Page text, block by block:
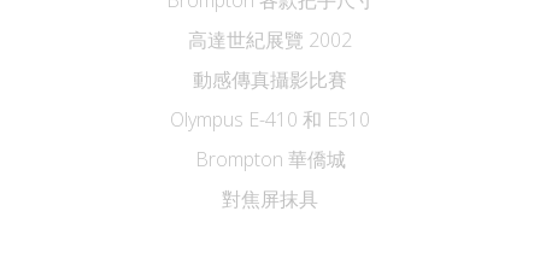
高達世紀展覽 2002
動感傳真攝影比賽
Olympus E-410 和 E510
Brompton 華僑城
對焦屏抹具